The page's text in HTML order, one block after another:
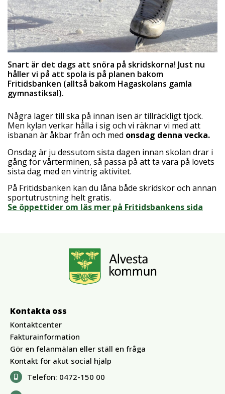
Snart är det dags att snöra på skridskorna! Just nu
håller vi på att spola is på planen bakom
Fritidsbanken (alltså bakom Hagaskolans gamla
gymnastiksal).
Några lager till ska på innan isen är tillräckligt tjock.
Men kylan verkar hålla i sig och vi räknar vi med att
isbanan är åkbar från och med onsdag denna vecka.
Onsdag är ju dessutom sista dagen innan skolan drar i
gång för vårterminen, så passa på att ta vara på lovets
sista dag med en vintrig aktivitet.
På Fritidsbanken kan du låna både skridskor och annan
sportutrustning helt gratis.
Se öppettider om läs mer på Fritidsbankens sida
Kontakta oss
Kontaktcenter
Fakturainformation
Gör en felanmälan eller ställ en fråga
Kontakt för akut social hjälp
Telefon: 0472-150 00